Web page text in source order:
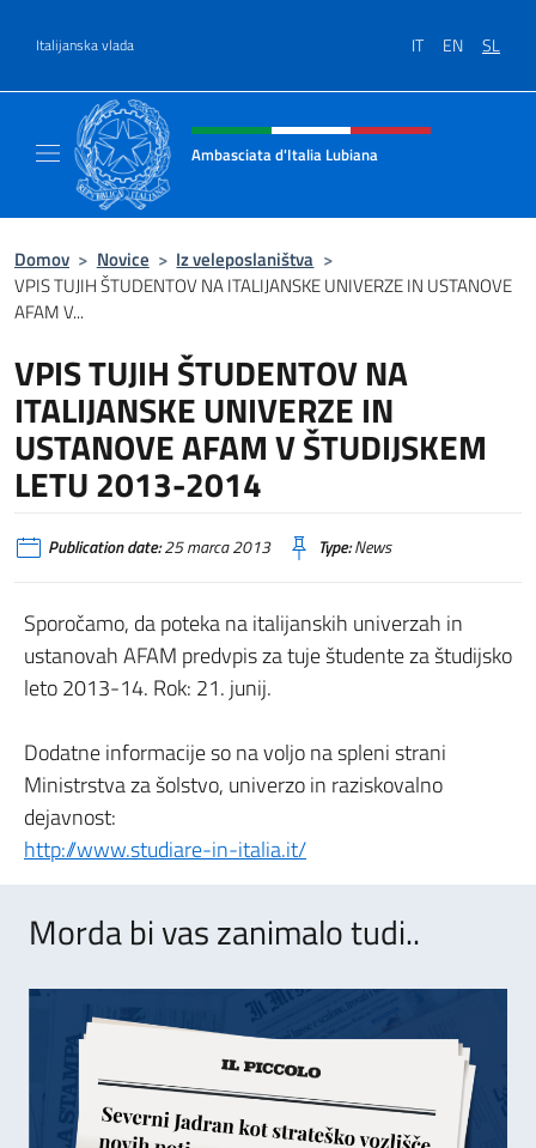
Italijanska vlada IT EN SL
Glava spletnega mesta,
Ambasciata d'Italia Lubiana
Domov > Novice > Iz veleposlaništva >
VPIS TUJIH ŠTUDENTOV NA ITALIJANSKE UNIVERZE IN USTANOVE
AFAM V...
VPIS TUJIH ŠTUDENTOV NA
ITALIJANSKE UNIVERZE IN
USTANOVE AFAM V ŠTUDIJSKEM
LETU 2013-2014
Publication date:25 marca 2013 Type:News
Sporočamo, da poteka na italijanskih univerzah in
ustanovah AFAM predvpis za tuje študente za študijsko
leto 2013-14. Rok: 21. junij.
Dodatne informacije so na voljo na spleni strani
Ministrstva za šolstvo, univerzo in raziskovalno
dejavnost:
http://www.studiare-in-italia.it/
Morda bi vas zanimalo tudi..